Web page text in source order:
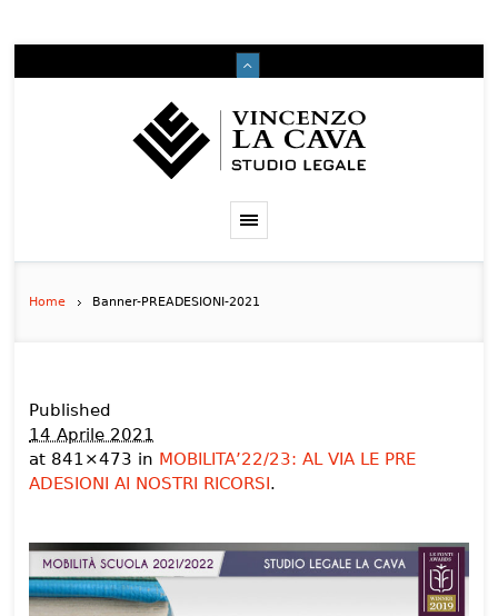
Home Banner-PREADESIONI-2021
Published
14 Aprile 2021
at 841×473 in MOBILITA’22/23: AL VIA LE PRE
ADESIONI AI NOSTRI RICORSI.